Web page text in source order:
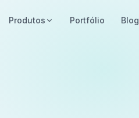
Produtos Portfólio Blog